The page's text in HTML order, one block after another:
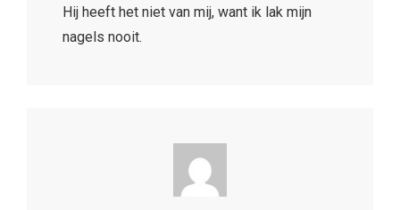
Hij heeft het niet van mij, want ik lak mijn
nagels nooit.